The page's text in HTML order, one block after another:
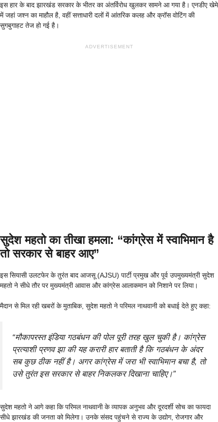
इस हार के बाद झारखंड सरकार के भीतर का अंतर्विरोध खुलकर सामने आ गया है। एनडीए खेमे
में जहां जश्न का माहौल है, वहीं सत्ताधारी दलों में आंतरिक कलह और क्रॉस वोटिंग की
सुगबुगाहट तेज हो गई है।
ADVERTISEMENT
सुदेश महतो का तीखा हमला: “कांग्रेस में स्वाभिमान है
तो सरकार से बाहर आए”
इस सियासी उलटफेर के तुरंत बाद आजसू (AJSU) पार्टी प्रमुख और पूर्व उपमुख्यमंत्री सुदेश
महतो ने सीधे तौर पर मुख्यमंत्री आवास और कांग्रेस आलाकमान को निशाने पर लिया।
मैदान से मिल रही खबरों के मुताबिक, सुदेश महतो ने परिमल नाथवानी को बधाई देते हुए कहा:
“मौकापरस्त इंडिया गठबंधन की पोल पूरी तरह खुल चुकी है। कांग्रेस
प्रत्याशी प्रणव झा की यह करारी हार बताती है कि गठबंधन के अंदर
सब कुछ ठीक नहीं है। अगर कांग्रेस में जरा भी स्वाभिमान बचा है, तो
उसे तुरंत इस सरकार से बाहर निकलकर दिखाना चाहिए।”
सुदेश महतो ने आगे कहा कि परिमल नाथवानी के व्यापक अनुभव और दूरदर्शी सोच का फायदा
सीधे झारखंड की जनता को मिलेगा। उनके संसद पहुंचने से राज्य के उद्योग, रोजगार और